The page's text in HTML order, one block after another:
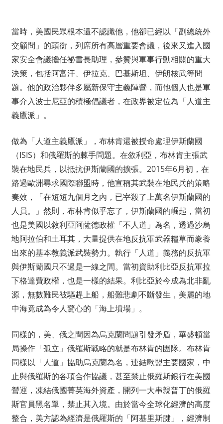
當時，美國民眾根本還不認識他，他卻已經以「副總統外
交顧問」的頭銜，列席所有高層重要會議，後來又進入國
家安全會議擔任祕書長助理，參贊與軍事行動相關的重大
決策，包括阿富汗、伊拉克、巴基斯坦、伊朗核武等問
題。他的政治夥伴多屬新保守主義陣營，而他個人也是軍
事介入波士尼亞的積極倡議者，在政界被定位為「人道主
義鷹派」。
做為「人道主義鷹派」，布林肯還被授命處理伊斯蘭國
（ISIS）和俄羅斯的棘手問題。在敘利亞，布林肯主張武
裝在地民兵，以抵抗伊斯蘭國的擴張。2015年6月初，在
路過歐洲尋求國際聯盟時，他宣稱其武裝在地民兵的策略
奏效，「在短短九個月之內，已宰殺了上萬名伊斯蘭國的
人員。」然則，布林肯似乎忘了，伊斯蘭國的崛起，當初
也是美國以敘利亞阿薩德政權「不人道」為名，透過沙烏
地阿拉伯和土耳其，大量提供在地反抗軍武器糧草而豢養
出來的基本教義派武裝勢力。執行「人道」義務的反抗軍
與伊斯蘭國只不過是一線之間。當初資助利比亞反抗軍拉
下格達費政權，也是一樣的結果。利比亞於今成為北非亂
源，無數難民被驅趕上船，船難悲劇不斷發生，美麗的地
中海竟成為令人驚心的「海上墳場」。
同樣的，美、俄之間因為烏克蘭問題引發矛盾，華盛頓當
局操作「孤立」俄羅斯戰略的就是布林肯的團隊。布林肯
同樣以「人道」協助烏克蘭為名，連結歐盟主要國家，中
止與俄羅斯的各項合作協議，甚至禁止俄羅斯銀行在美國
營運，凍結俄國菁英海外資產，開列一大串親普丁的俄羅
斯官員黑名單，禁止其入境。由於當今全球化經濟的高度
整合，美方認為經濟是俄羅斯的「阿基里斯腱」，經濟制